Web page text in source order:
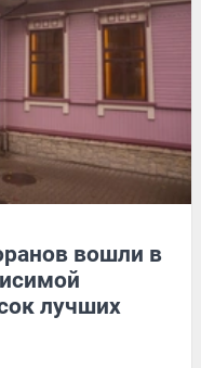
вошли в
лучших